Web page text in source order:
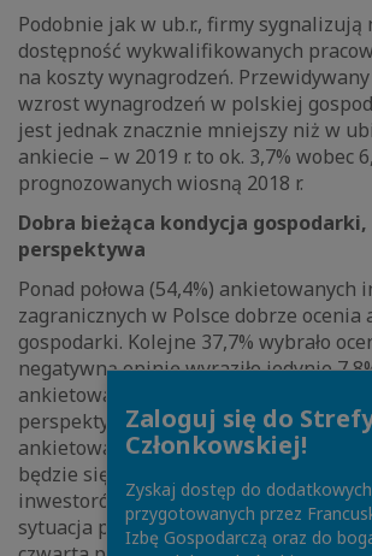
Podobnie jak w ub.r., firmy sygnalizują
dostępność wykwalifikowanych
na koszty wynagrodzeń.
wzrost wynagrodzeń w polskiej
jest jednak znacznie mniejszy niż w
ankiecie – w 2019 r. to ok. 3,7% wobec
prognozowanych wiosną 2018 r.
Dobra bieżąca kondycja
perspektywa
Ponad połowa (54,4%) ankietowanych
zagranicznych w Polsce dobrze
gospodarki. Kolejne 37,7% wybrało
negatywną opinię wyraziło jedynie
ankietowanych. Słabiej jednak niż w
perspektywa rozwoju gospodarki –
ankietowanych twierdzi, że sytuacja w
będzie się poprawiać (w ub.r. było to ok.
inwestorów), zdecydowana większość
sytuacja pozostanie bez zmian, ale
Zaloguj się do
Członkowskiej!
Zyskaj dostęp do
przygotowanych przez
Izbę Gospodarczą oraz do